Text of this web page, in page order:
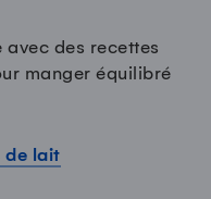
avec des recettes
manger équilibré
de lait